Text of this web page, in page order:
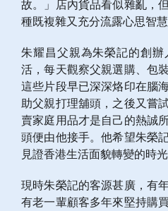
故。」店內貨品看似雜亂，
種既複雜又充分流露心思智慧
朱耀昌父親為朱榮記的創
活，每天觀察父親選購、包
這些片段早已深深烙印在腦
助父親打理舖頭，之後又嘗
賣家庭用品才是自己的熱誠
頭便由他接手。他希望朱榮
見證香港生活面貌轉變的時光
現時朱榮記的客源甚廣，有
有老一輩顧客多年來堅持購